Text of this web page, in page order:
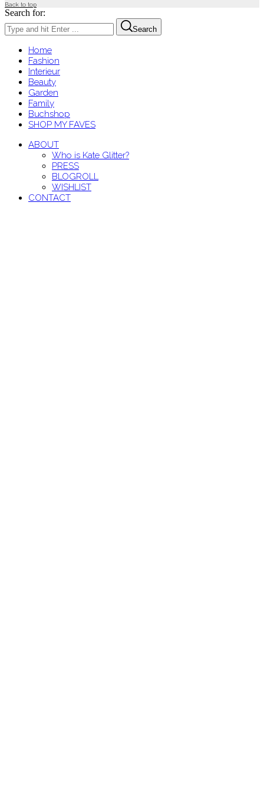
Back to top
Search for:
Search
Home
Fashion
Interieur
Beauty
Garden
Family
Buchshop
SHOP MY FAVES
ABOUT
Who is Kate Glitter?
PRESS
BLOGROLL
WISHLIST
CONTACT